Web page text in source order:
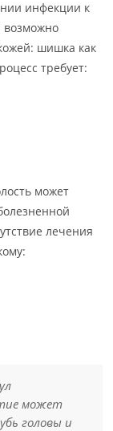
инфекции к
возможно
шишка как
требует:
может
лечения
может
головы и